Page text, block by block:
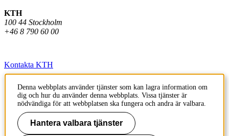
KTH
100 44 Stockholm
+46 8 790 60 00
Kontakta KTH
Jobba på KTH
Press och media
Faktura och betalning KTH
Denna webbplats använder tjänster som kan lagra information om
dig och hur du använder denna webbplats. Vissa tjänster är
nödvändiga för att webbplatsen ska fungera och andra är valbara.
Hantera valbara tjänster